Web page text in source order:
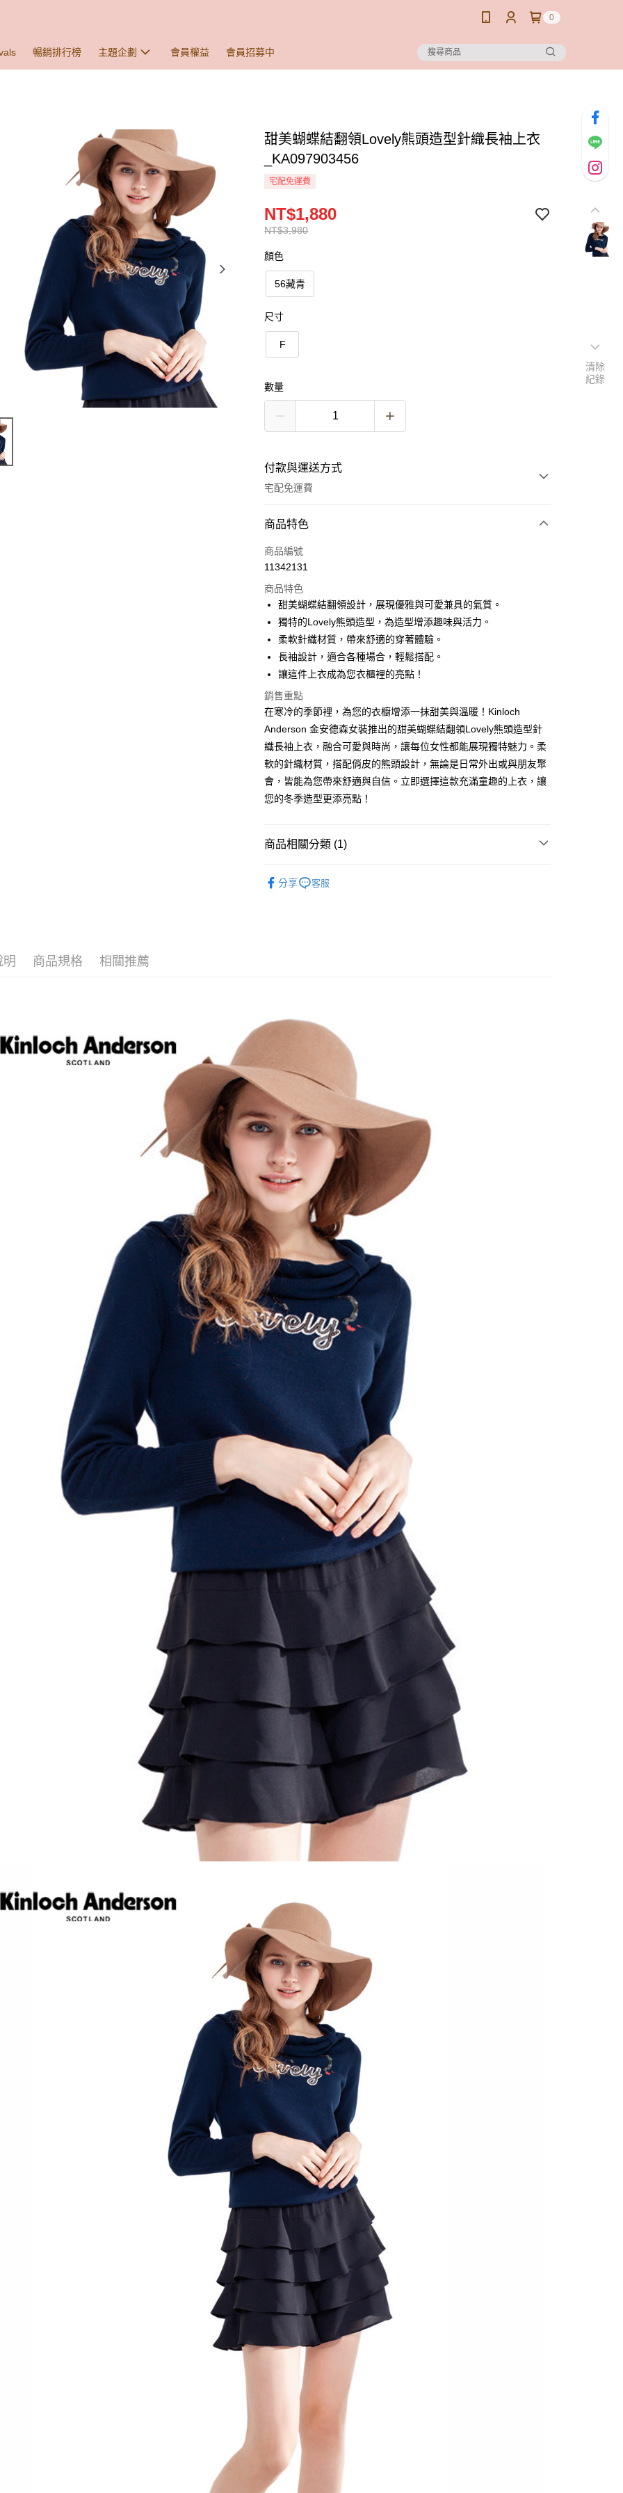
0
暢銷排行榜 主題企劃 會員權益 會員招募中
甜美蝴蝶結翻領Lovely熊頭造型針織長袖上衣
_KA097903456
宅配免運費
NT$3,980
NT$1,880
顏色
56藏青
尺寸
F
數量
付款與運送方式
宅配免運費
付款方式
信用卡一次付款
Apple Pay
街口支付
悠遊付
ATM付款
付款後全家取貨
每筆NT$60，滿NT$1,000(含以上)免運費
付款後7-11取貨
宅配
商品特色
商品編號
11342131
商品特色
甜美蝴蝶結翻領設計，展現優雅與可愛兼具的氣質。
獨特的Lovely熊頭造型，為造型增添趣味與活力。
柔軟針織材質，帶來舒適的穿著體驗。
長袖設計，適合各種場合，輕鬆搭配。
讓這件上衣成為您衣櫃裡的亮點！
銷售重點
在寒冷的季節裡，為您的衣櫥增添一抹甜美與溫暖！Kinloch
Anderson 金安德森女裝推出的甜美蝴蝶結翻領Lovely熊頭造型針
織長袖上衣，融合可愛與時尚，讓每位女性都能展現獨特魅力。柔
軟的針織材質，搭配俏皮的熊頭設計，無論是日常外出或與朋友聚
會，皆能為您帶來舒適與自信。立即選擇這款充滿童趣的上衣，讓
您的冬季造型更添亮點！
商品相關分類 (1)
分享
客服
明 商品規格 相關推薦
清除
紀錄